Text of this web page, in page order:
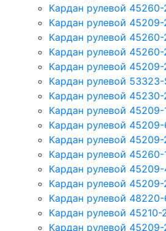
Кардан рулевой
Кардан рулевой
Кардан рулевой
Кардан рулевой 45260-
Кардан рулевой
Кардан рулевой
Кардан рулевой 45230-
Кардан рулевой 45209-
Кардан рулевой
Кардан рулевой 45209-
Кардан рулевой 45260-
Кардан рулевой 45209-
Кардан рулевой
Кардан рулевой
Кардан рулевой 45210-
Кардан рулевой